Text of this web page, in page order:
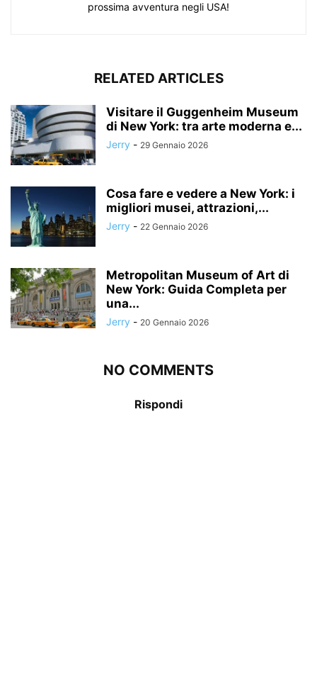
prossima avventura negli USA!
RELATED ARTICLES
Visitare il Guggenheim Museum
di New York: tra arte moderna e...
Jerry - 29 Gennaio 2026
Cosa fare e vedere a New York: i
migliori musei, attrazioni,...
Jerry - 22 Gennaio 2026
Metropolitan Museum of Art di
New York: Guida Completa per
una...
Jerry - 20 Gennaio 2026
NO COMMENTS
Rispondi